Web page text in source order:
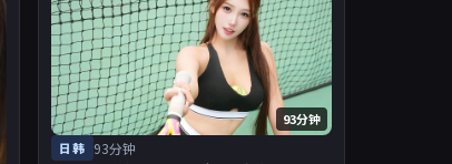
93分钟
日韩 93分钟